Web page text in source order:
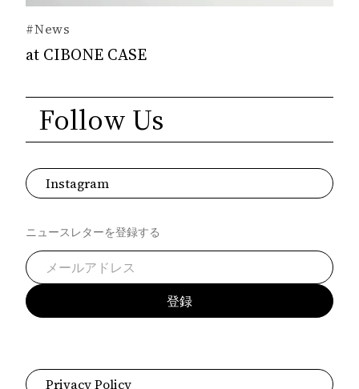
#News
at CIBONE CASE
Follow Us
Instagram
ニュースレターを登録する
登録
Privacy Policy